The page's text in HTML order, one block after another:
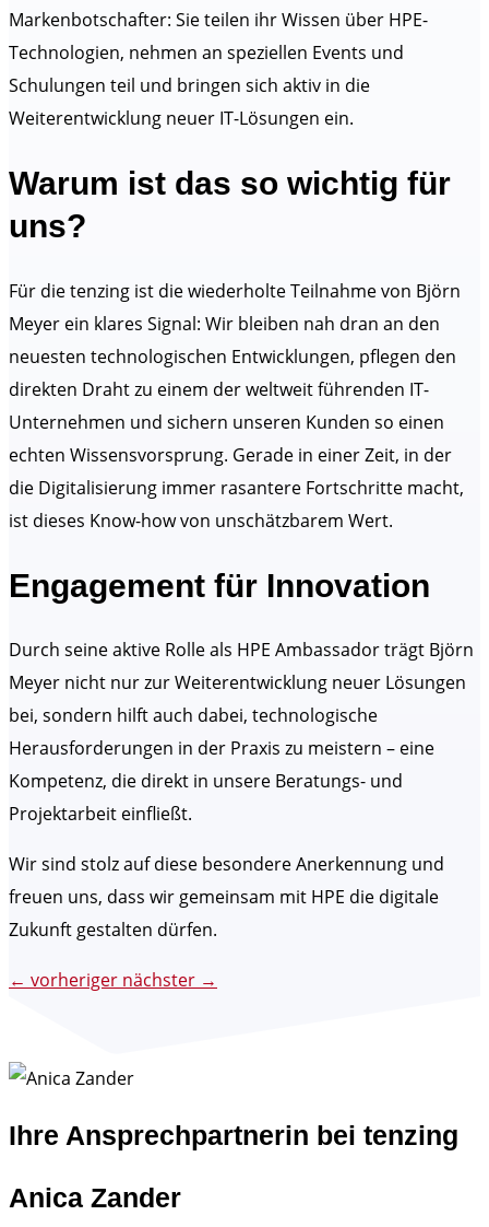
Markenbotschafter: Sie teilen ihr Wissen über HPE-
Technologien, nehmen an speziellen Events und
Schulungen teil und bringen sich aktiv in die
Weiterentwicklung neuer IT-Lösungen ein.
Warum ist das so wichtig für
uns?
Für die tenzing ist die wiederholte Teilnahme von Björn
Meyer ein klares Signal: Wir bleiben nah dran an den
neuesten technologischen Entwicklungen, pflegen den
direkten Draht zu einem der weltweit führenden IT-
Unternehmen und sichern unseren Kunden so einen
echten Wissensvorsprung. Gerade in einer Zeit, in der
die Digitalisierung immer rasantere Fortschritte macht,
ist dieses Know-how von unschätzbarem Wert.
Engagement für Innovation
Durch seine aktive Rolle als HPE Ambassador trägt Björn
Meyer nicht nur zur Weiterentwicklung neuer Lösungen
bei, sondern hilft auch dabei, technologische
Herausforderungen in der Praxis zu meistern – eine
Kompetenz, die direkt in unsere Beratungs- und
Projektarbeit einfließt.
Wir sind stolz auf diese besondere Anerkennung und
freuen uns, dass wir gemeinsam mit HPE die digitale
Zukunft gestalten dürfen.
← vorheriger nächster →
Ihre Ansprechpartnerin bei tenzing
Anica Zander